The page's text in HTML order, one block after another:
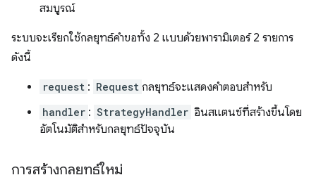
สมบูรณ์
ระบบจะเรียกใช้กลยุทธ์คำขอทั้ง 2 แบบด้วยพารามิเตอร์ 2 รายการ
ดังนี้
request : Request กลยุทธ์จะแสดงคำตอบสำหรับ
handler : StrategyHandler อินสแตนซ์ที่สร้างขึ้นโดย
อัตโนมัติสำหรับกลยุทธ์ปัจจุบัน
การสร้างกลยุทธ์ใหม่